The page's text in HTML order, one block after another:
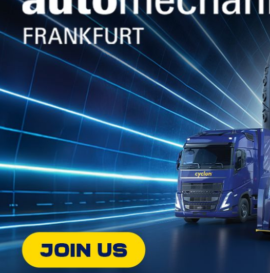
GRANIT NATGAS